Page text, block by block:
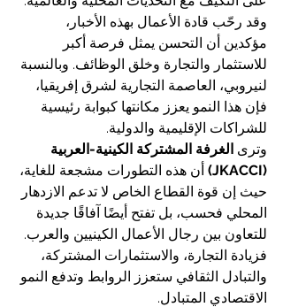
وقد رحّب قادة الأعمال بهذه الأخبار،
مؤكدين أن التحسن يمثل فرصة أكبر
للاستثمار والتجارة وخلق الوظائف. وبالنسبة
لنيروبي، العاصمة التجارية لشرق إفريقيا،
فإن هذا النمو يعزز مكانتها كبوابة رئيسية
للشراكات الإقليمية والدولية.
وترى الغرفة المشتركة الكينية-العربية
(JKACCI)
أن هذه التطورات مشجعة للغاية،
حيث إن قوة القطاع الخاص لا تدعم الازدهار
المحلي فحسب، بل تفتح أيضًا آفاقًا جديدة
للتعاون بين رجال الأعمال الكينيين والعرب.
فزيادة التجارة، والاستثمارات المشتركة،
والتبادل الثقافي ستعزز الروابط وتدفع النمو
الاقتصادي المتبادل.